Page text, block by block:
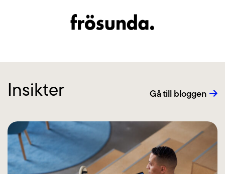
Insikter Gå till bloggen